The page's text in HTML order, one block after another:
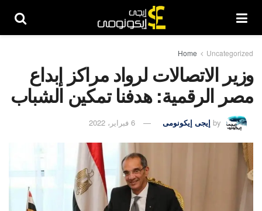
Home Uncategorized
وزير الاتصالات لرواد مراكز إبداع
مصر الرقمية: هدفنا تمكين الشباب
by إيجى إيكونومى 6 فبراير، 2022